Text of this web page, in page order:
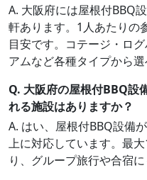
A. 大阪府には屋根付BBQ
軒あります。1人あたりの
目安です。コテージ・ロ
アムなど各種タイプから選
Q. 大阪府の屋根付BBQ設
れる施設はありますか？
A. はい、屋根付BBQ設備
上に対応しています。最
り、グループ旅行や合宿に